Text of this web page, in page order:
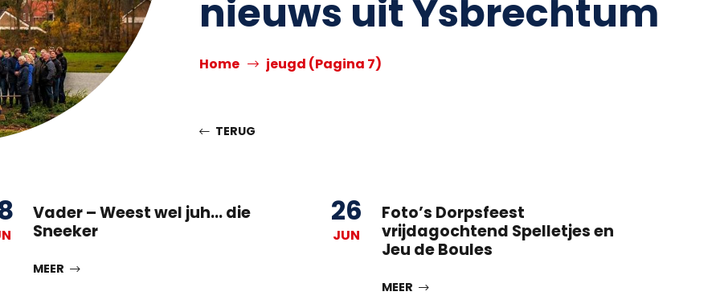
nieuws uit Ysbrechtum
Home jeugd (Pagina 7)
TERUG
Vader – Weest wel juh… die
Sneeker
MEER
26
JUN
Foto’s Dorpsfeest
vrijdagochtend Spelletjes en
Jeu de Boules
MEER